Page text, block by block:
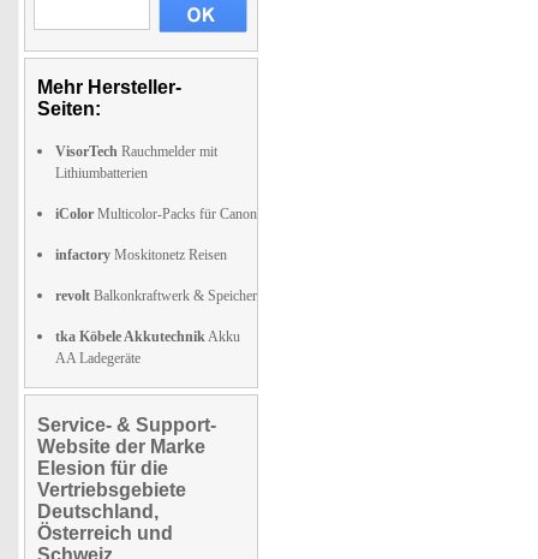
Mehr Hersteller-
Seiten:
VisorTech Rauchmelder mit
Lithiumbatterien
iColor Multicolor-Packs für Canon
infactory Moskitonetz Reisen
revolt Balkonkraftwerk & Speicher
tka Köbele AkkutechnikAkku
AA Ladegeräte
Service- & Support-
Website der Marke
Elesion für die
Vertriebsgebiete
Deutschland,
Österreich und
Schweiz